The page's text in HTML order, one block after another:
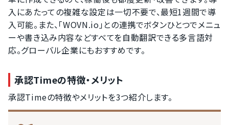
入にあたっての複雑な設定は一切不要で、最短1週間で導
入可能。また、「WOVN.io」との連携でボタンひとつでメニュ
ーや書き込み内容などすべてを自動翻訳できる多言語対
応。グローバル企業にもおすすめです。
承認Timeの特徴・メリット
承認Timeの特徴やメリットを3つ紹介します。